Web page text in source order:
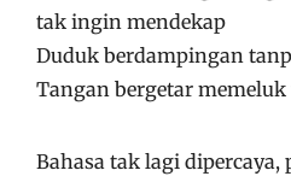
tak ingin mendekap
Duduk berdampingan
Tangan bergetar
Bahasa tak lagi